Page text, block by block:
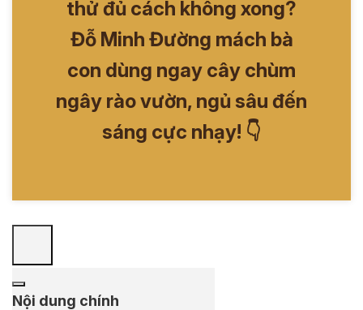
thử đủ cách không xong?
Đỗ Minh Đường mách bà
con dùng ngay cây chùm
ngây rào vườn, ngủ sâu đến
sáng cực nhạy! 👇
Nội dung chính